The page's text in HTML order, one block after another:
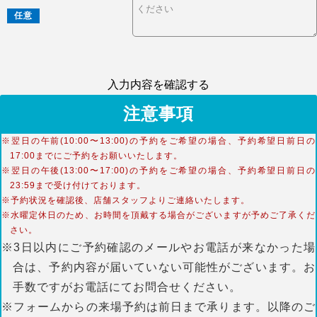
任意
入力内容を確認する
注意事項
※翌日の午前(10:00〜13:00)の予約をご希望の場合、予約希望日前日の
17:00までにご予約をお願いいたします。
※翌日の午後(13:00〜17:00)の予約をご希望の場合、予約希望日前日の
23:59まで受け付けております。
※予約状況を確認後、店舗スタッフよりご連絡いたします。
※水曜定休日のため、お時間を頂戴する場合がございますが予めご了承くだ
さい。
※3日以内にご予約確認のメールやお電話が来なかった場
合は、予約内容が届いていない可能性がございます。お
手数ですがお電話にてお問合せください。
※フォームからの来場予約は前日まで承ります。以降のご